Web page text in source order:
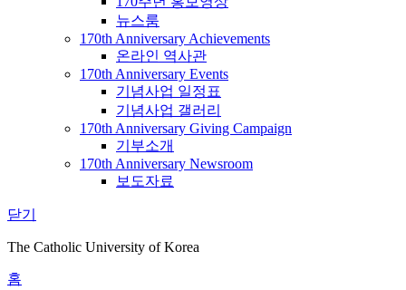
뉴스룸
170th Anniversary Achievements
온라인 역사관
170th Anniversary Events
기념사업 일정표
기념사업 갤러리
170th Anniversary Giving Campaign
기부소개
170th Anniversary Newsroom
보도자료
닫기
The Catholic University of Korea
홈